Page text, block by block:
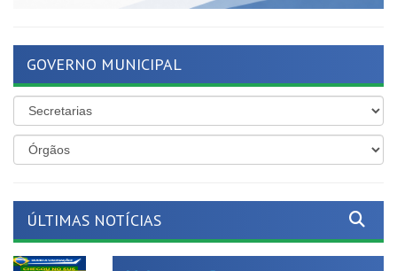
Mais proteção para as nossas
crianças!